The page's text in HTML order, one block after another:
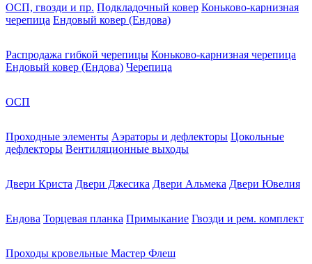
ОСП, гвозди и пр. Подкладочный ковер Коньково-карнизная
черепица Ендовый ковер (Ендова)
Распродажа гибкой черепицы Коньково-карнизная черепица
Ендовый ковер (Ендова) Черепица
ОСП
Проходные элементы Аэраторы и дефлекторы Цокольные
дефлекторы Вентиляционные выходы
Двери Криста Двери Джесика Двери Альмека Двери Ювелия
Ендова Торцевая планка Примыкание Гвозди и рем. комплект
Проходы кровельные Мастер Флеш